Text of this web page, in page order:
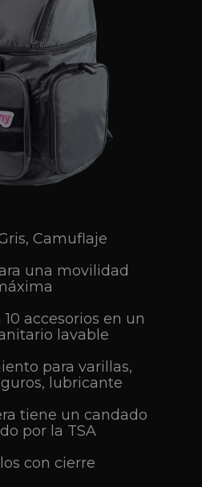
Camuflaje
una movilidad
accesorios en un
lavable
para varillas,
lubricante
tiene un candado
por la TSA
con cierre